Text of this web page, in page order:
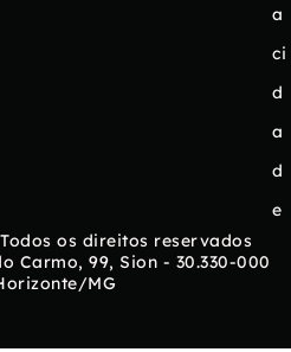
a
ci
d
a
d
e
os direitos reservados
Carmo, 99, Sion - 30.330-000
MG